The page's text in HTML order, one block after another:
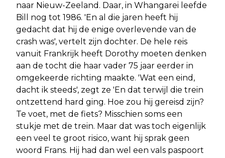
naar Nieuw-Zeeland. Daar, in Whangarei leefde
Bill nog tot 1986. 'En al die jaren heeft hij
gedacht dat hij de enige overlevende van de
crash was', vertelt zijn dochter. De hele reis
vanuit Frankrijk heeft Dorothy moeten denken
aan de tocht die haar vader 75 jaar eerder in
omgekeerde richting maakte. 'Wat een eind,
dacht ik steeds', zegt ze 'En dat terwijl die trein
ontzettend hard ging. Hoe zou hij gereisd zijn?
Te voet, met de fiets? Misschien soms een
stukje met de trein. Maar dat was toch eigenlijk
een veel te groot risico, want hij sprak geen
woord Frans. Hij had dan wel een vals paspoort